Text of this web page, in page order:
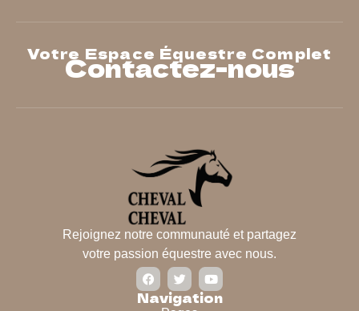
Votre Espace Équestre Complet
Contactez-nous
Rejoignez notre communauté et partagez
votre passion équestre avec nous.
Navigation